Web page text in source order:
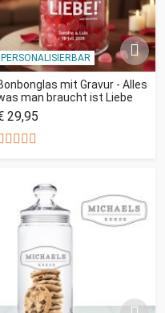
PERSONALISIERBAR
mit Gravur - Alles
man braucht ist Liebe
29,95